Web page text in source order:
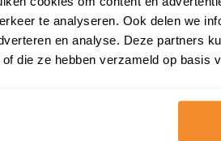
te analyseren. Ook delen we
en analyse. Deze partners
die ze hebben verzameld op basis
79 m2